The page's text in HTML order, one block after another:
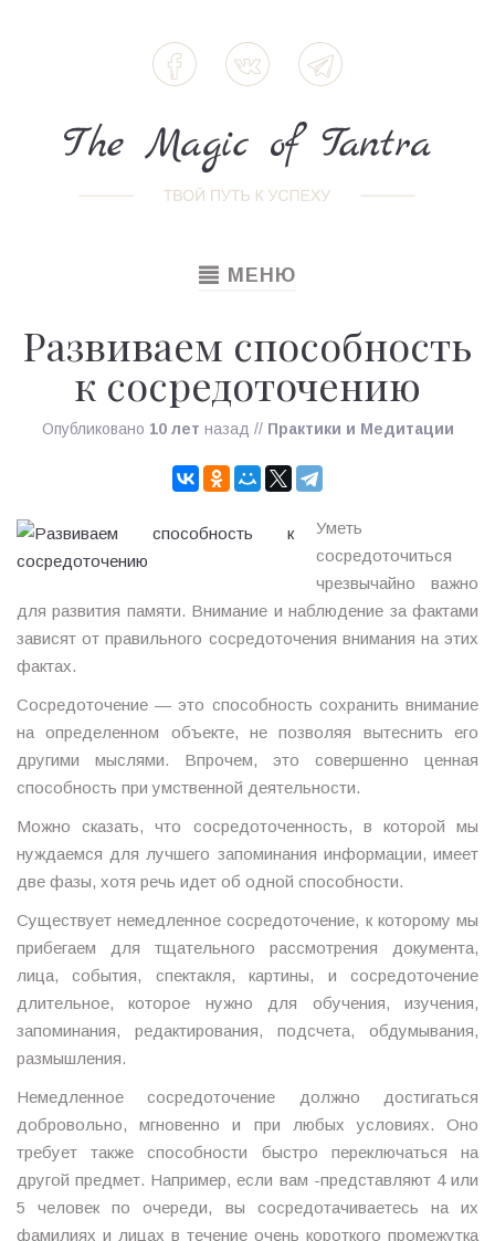
TOGGLE
МЕНЮ
Развиваем способность
к сосредоточению
Опубликовано 10 лет назад // Практики и Медитации
Уметь
сосредоточиться
чрезвычайно важно
для развития памяти. Внимание и наблюдение за фактами
зависят от правильного сосредоточения внимания на этих
фактах.
Сосредоточение — это способность сохранить внимание
на определенном объекте, не позволяя вытеснить его
другими мыслями. Впрочем, это совершенно ценная
способность при умственной деятельности.
Можно сказать, что сосредоточенность, в которой мы
нуждаемся для лучшего запоминания информации, имеет
две фазы, хотя речь идет об одной способности.
Существует немедленное сосредоточение, к которому мы
прибегаем для тщательного рассмотрения документа,
лица, события, спектакля, картины, и сосредоточение
длительное, которое нужно для обучения, изучения,
запоминания, редактирования, подсчета, обдумывания,
размышления.
Немедленное сосредоточение должно достигаться
добровольно, мгновенно и при любых условиях. Оно
требует также способности быстро переключаться на
другой предмет. Например, если вам -представляют 4 или
5 человек по очереди, вы сосредотачиваетесь на их
фамилиях и лицах в течение очень короткого промежутка